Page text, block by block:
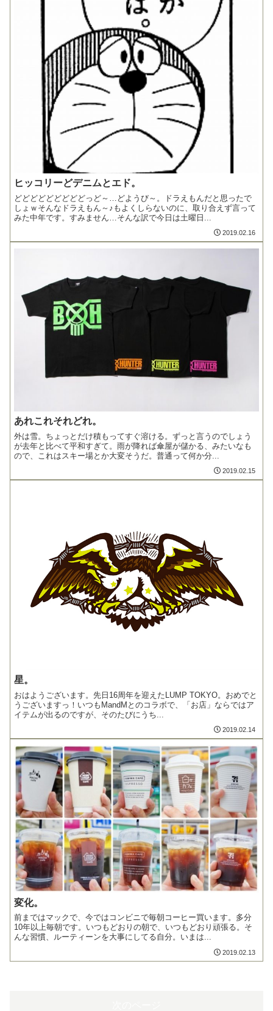
ヒッコリーどデニムとエド。
どどどどどどどどどっど～…どようび～。ドラえもんだと思ったで
しょｗそんなドラえもん～♪もよくしらないのに、取り合えず言って
みた中年です。すみません…そんな訳で今日は土曜日...
2019.02.16
あれこれそれどれ。
外は雪。ちょっとだけ積もってすぐ溶ける。ずっと言うのでしょう
が去年と比べて平和すぎて。雨が降れば傘屋が儲かる、みたいなも
ので、これはスキー場とか大変そうだ。普通って何か分...
2019.02.15
星。
おはようございます。先日16周年を迎えたLUMP TOKYO。おめでと
うございますっ！いつもMandMとのコラボで、「お店」ならではア
イテムが出るのですが、そのたびにうち...
2019.02.14
変化。
前まではマックで、今ではコンビニで毎朝コーヒー買います。多分
10年以上毎朝です。いつもどおりの朝で、いつもどおり頑張る。そ
んな習慣、ルーティーンを大事にしてる自分。いまは...
2019.02.13